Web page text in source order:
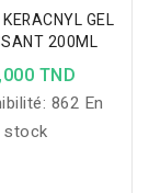
GEL
200ML
TND
862 En
stock